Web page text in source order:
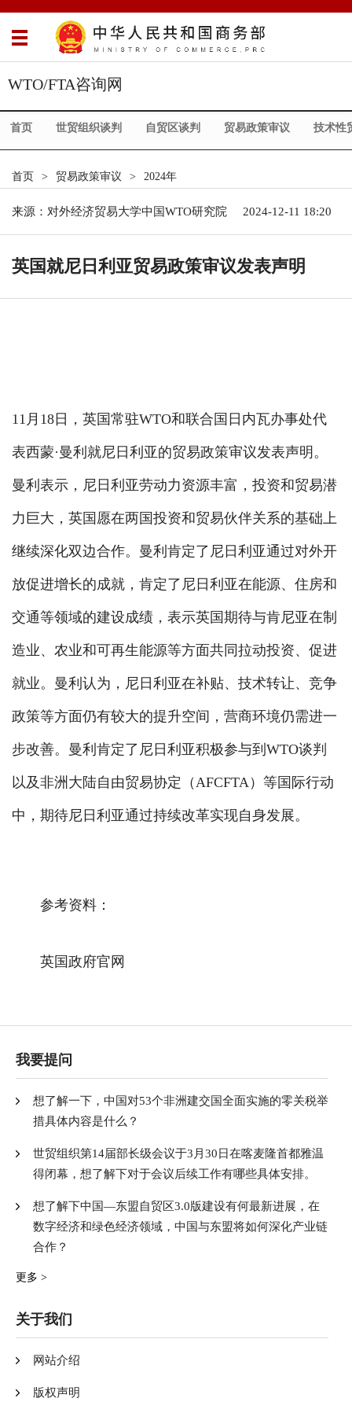
WTO/FTA咨询网
首页 世贸组织谈判 自贸区谈判 贸易政策审议 技术性
首页 > 贸易政策审议 > 2024年
来源： 对外经济贸易大学中国WTO研究院 2024-12-11 18:20
英国就尼日利亚贸易政策审议发表声明
11月18日，英国常驻WTO和联合国日内瓦办事处代
表西蒙·曼利就尼日利亚的贸易政策审议发表声明。
曼利表示，尼日利亚劳动力资源丰富，投资和贸易潜
力巨大，英国愿在两国投资和贸易伙伴关系的基础上
继续深化双边合作。曼利肯定了尼日利亚通过对外开
放促进增长的成就，肯定了尼日利亚在能源、住房和
交通等领域的建设成绩，表示英国期待与肯尼亚在制
造业、农业和可再生能源等方面共同拉动投资、促进
就业。曼利认为，尼日利亚在补贴、技术转让、竞争
政策等方面仍有较大的提升空间，营商环境仍需进一
步改善。曼利肯定了尼日利亚积极参与到WTO谈判
以及非洲大陆自由贸易协定（AFCFTA）等国际行动
中，期待尼日利亚通过持续改革实现自身发展。
参考资料：
英国政府官网
我要提问
想了解一下，中国对53个非洲建交国全面实施的零关税举
措具体内容是什么？
世贸组织第14届部长级会议于3月30日在喀麦隆首都雅温
得闭幕，想了解下对于会议后续工作有哪些具体安排。
想了解下中国—东盟自贸区3.0版建设有何最新进展，在
数字经济和绿色经济领域，中国与东盟将如何深化产业链
合作？
更多 >
关于我们
网站介绍
版权声明